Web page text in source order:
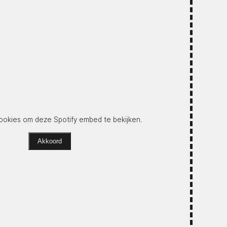
om deze Spotify embed te bekijken.
Akkoord